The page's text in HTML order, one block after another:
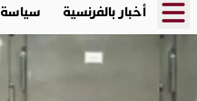
أخبار بالفرنسية سياسة